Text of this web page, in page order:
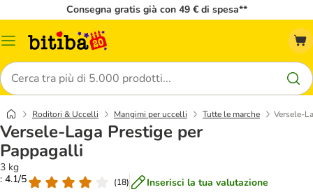
Consegna gratis già con 49 € di spesa**
Overview
Cerca
Roditori & Uccelli Mangimi per uccelli Tutte le marche Versele-
Versele-Laga Prestige per
Pappagalli
3 kg
: 4.1/5
(18) Inserisci la tua valutazione